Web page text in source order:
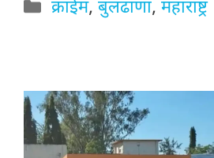
Categories
क्राईम,बुलढाणा,महाराष्ट्र